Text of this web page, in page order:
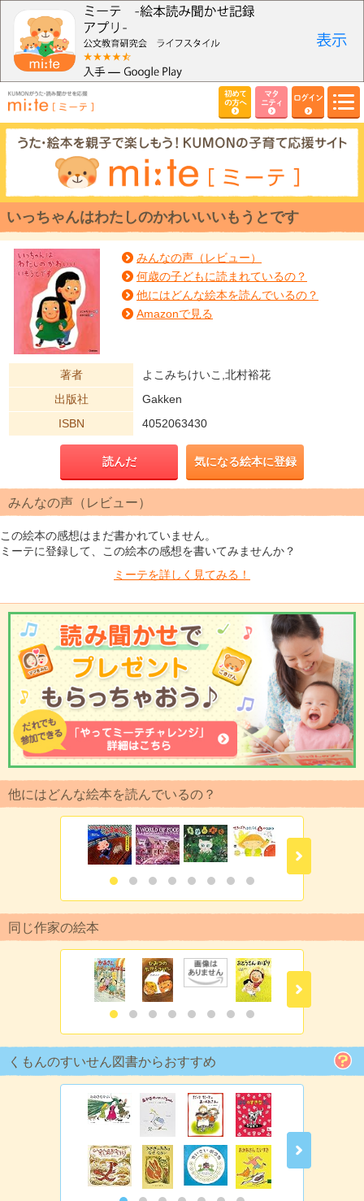
初めて
の方へ
マタ
ニティ
ログイン
いっちゃんはわたしのかわいいいもうとです
みんなの声（レビュー）
何歳の子どもに読まれているの？
他にはどんな絵本を読んでいるの？
Amazonで見る
著者
よこみちけいこ,北村裕花
出版社
Gakken
ISBN
4052063430
読んだ 気になる絵本に登録
みんなの声（レビュー）
この絵本の感想はまだ書かれていません。
ミーテに登録して、この絵本の感想を書いてみませんか？
ミーテを詳しく見てみる！
他にはどんな絵本を読んでいるの？
同じ作家の絵本
くもんのすいせん図書からおすすめ